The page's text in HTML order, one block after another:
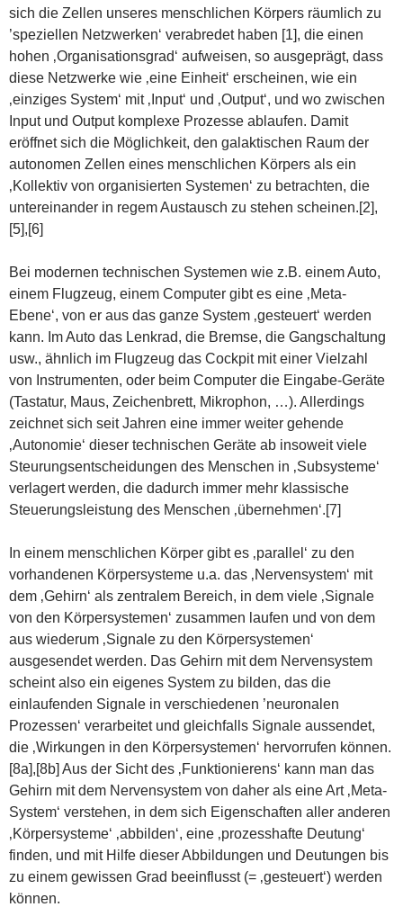
sich die Zellen unseres menschlichen Körpers räumlich zu
’speziellen Netzwerken‘ verabredet haben [1], die einen
hohen ‚Organisationsgrad‘ aufweisen, so ausgeprägt, dass
diese Netzwerke wie ‚eine Einheit‘ erscheinen, wie ein
‚einziges System‘ mit ‚Input‘ und ‚Output‘, und wo zwischen
Input und Output komplexe Prozesse ablaufen. Damit
eröffnet sich die Möglichkeit, den galaktischen Raum der
autonomen Zellen eines menschlichen Körpers als ein
‚Kollektiv von organisierten Systemen‘ zu betrachten, die
untereinander in regem Austausch zu stehen scheinen.[2],
[5],[6]
Bei modernen technischen Systemen wie z.B. einem Auto,
einem Flugzeug, einem Computer gibt es eine ‚Meta-
Ebene‘, von er aus das ganze System ‚gesteuert‘ werden
kann. Im Auto das Lenkrad, die Bremse, die Gangschaltung
usw., ähnlich im Flugzeug das Cockpit mit einer Vielzahl
von Instrumenten, oder beim Computer die Eingabe-Geräte
(Tastatur, Maus, Zeichenbrett, Mikrophon, …). Allerdings
zeichnet sich seit Jahren eine immer weiter gehende
‚Autonomie‘ dieser technischen Geräte ab insoweit viele
Steurungsentscheidungen des Menschen in ‚Subsysteme‘
verlagert werden, die dadurch immer mehr klassische
Steuerungsleistung des Menschen ‚übernehmen‘.[7]
In einem menschlichen Körper gibt es ‚parallel‘ zu den
vorhandenen Körpersysteme u.a. das ‚Nervensystem‘ mit
dem ‚Gehirn‘ als zentralem Bereich, in dem viele ‚Signale
von den Körpersystemen‘ zusammen laufen und von dem
aus wiederum ‚Signale zu den Körpersystemen‘
ausgesendet werden. Das Gehirn mit dem Nervensystem
scheint also ein eigenes System zu bilden, das die
einlaufenden Signale in verschiedenen ’neuronalen
Prozessen‘ verarbeitet und gleichfalls Signale aussendet,
die ‚Wirkungen in den Körpersystemen‘ hervorrufen können.
[8a],[8b] Aus der Sicht des ‚Funktionierens‘ kann man das
Gehirn mit dem Nervensystem von daher als eine Art ‚Meta-
System‘ verstehen, in dem sich Eigenschaften aller anderen
‚Körpersysteme‘ ‚abbilden‘, eine ‚prozesshafte Deutung‘
finden, und mit Hilfe dieser Abbildungen und Deutungen bis
zu einem gewissen Grad beeinflusst (= ‚gesteuert‘) werden
können.